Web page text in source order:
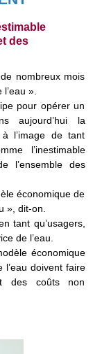
des
nombreux mois
».
pour opérer un
aujourd’hui la
l’image de tant
l’inestimable
l’ensemble des
économique de
», dit-on.
tant qu’usagers,
de l’eau.
économique
l’eau doivent faire
des coûts non